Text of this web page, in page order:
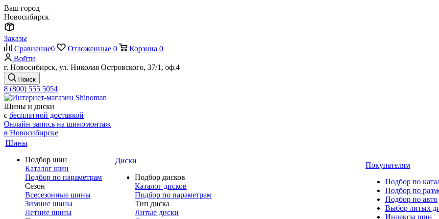
Ваш город
Новосибирск
Заказы
Сравнение0 Отложенные 0 Корзина 0
Войти
г. Новосибирск, ул. Николая Островского, 37/1, оф.4
Поиск
8 (800) 555 5054
Шины и диски
с бесплатной доставкой
Онлайн-запись на шиномонтаж
в Новосибирске
Шины
Подбор шин
Каталог шин
Подбор по параметрам
Сезон
Всесезонные шины
Зимние шины
Летние шины
Диски
Подбор дисков
Каталог дисков
Подбор по параметрам
Тип диска
Литые диски
Покупателям
Подбор по
Подбор по
Подбор по авто
Выбор литых
Индексы шин